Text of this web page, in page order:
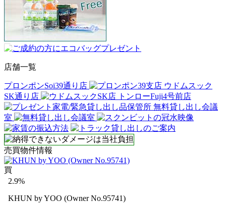
店舗一覧
プロンポンSoi39通り店
ウドムスック
SK通り店
トンローFuji4号前店
無料貸し出し会議
室
売買物件情報
買
2.9%
KHUN by YOO (Owner No.95741)